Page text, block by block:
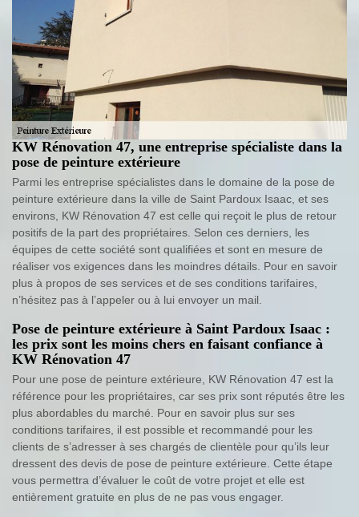
KW Rénovation 47, une entreprise spécialiste dans la
pose de peinture extérieure
Parmi les entreprise spécialistes dans le domaine de la pose de
peinture extérieure dans la ville de Saint Pardoux Isaac, et ses
environs, KW Rénovation 47 est celle qui reçoit le plus de retour
positifs de la part des propriétaires. Selon ces derniers, les
équipes de cette société sont qualifiées et sont en mesure de
réaliser vos exigences dans les moindres détails. Pour en savoir
plus à propos de ses services et de ses conditions tarifaires,
n’hésitez pas à l’appeler ou à lui envoyer un mail.
Pose de peinture extérieure à Saint Pardoux Isaac :
les prix sont les moins chers en faisant confiance à
KW Rénovation 47
Pour une pose de peinture extérieure, KW Rénovation 47 est la
référence pour les propriétaires, car ses prix sont réputés être les
plus abordables du marché. Pour en savoir plus sur ses
conditions tarifaires, il est possible et recommandé pour les
clients de s’adresser à ses chargés de clientèle pour qu’ils leur
dressent des devis de pose de peinture extérieure. Cette étape
vous permettra d’évaluer le coût de votre projet et elle est
entièrement gratuite en plus de ne pas vous engager.